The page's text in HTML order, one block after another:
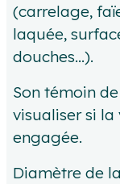
(carrelage,
laquée,
douches...).
Son témoin
visualiser si
engagée.
Diamètre de